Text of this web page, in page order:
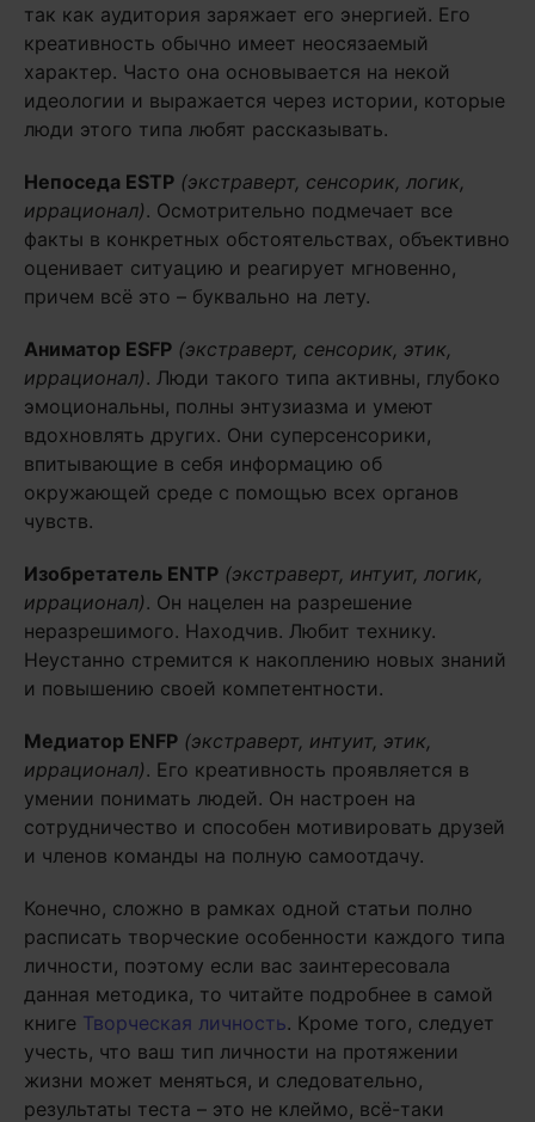
так как аудитория заряжает его энергией. Его
креативность обычно имеет неосязаемый
характер. Часто она основывается на некой
идеологии и выражается через истории, которые
люди этого типа любят рассказывать.
Непоседа ESTP (экстраверт, сенсорик, логик,
иррационал). Осмотрительно подмечает все
факты в конкретных обстоятельствах, объективно
оценивает ситуацию и реагирует мгновенно,
причем всё это – буквально на лету.
Аниматор ESFP (экстраверт, сенсорик, этик,
иррационал). Люди такого типа активны, глубоко
эмоциональны, полны энтузиазма и умеют
вдохновлять других. Они суперсенсорики,
впитывающие в себя информацию об
окружающей среде с помощью всех органов
чувств.
Изобретатель ENTP (экстраверт, интуит, логик,
иррационал). Он нацелен на разрешение
неразрешимого. Находчив. Любит технику.
Неустанно стремится к накоплению новых знаний
и повышению своей компетентности.
Медиатор ENFP (экстраверт, интуит, этик,
иррационал). Его креативность проявляется в
умении понимать людей. Он настроен на
сотрудничество и способен мотивировать друзей
и членов команды на полную самоотдачу.
Конечно, сложно в рамках одной статьи полно
расписать творческие особенности каждого типа
личности, поэтому если вас заинтересовала
данная методика, то читайте подробнее в самой
книге Творческая личность. Кроме того, следует
учесть, что ваш тип личности на протяжении
жизни может меняться, и следовательно,
результаты теста – это не клеймо, всё-таки